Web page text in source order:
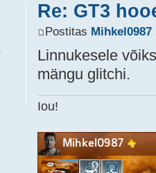
Re: GT3
Postitas Mihkel0987
Linnukesele
mängu glitchi.
Iou!